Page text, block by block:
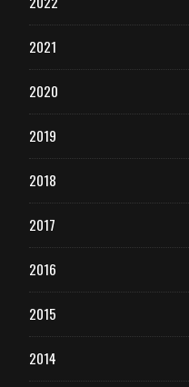
2021
2020
2019
2018
2017
2016
2015
2014